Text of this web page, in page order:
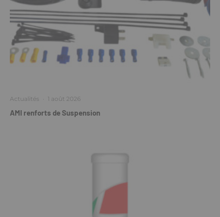
Actualités · 1 août 2026
AMI renforts de Suspension